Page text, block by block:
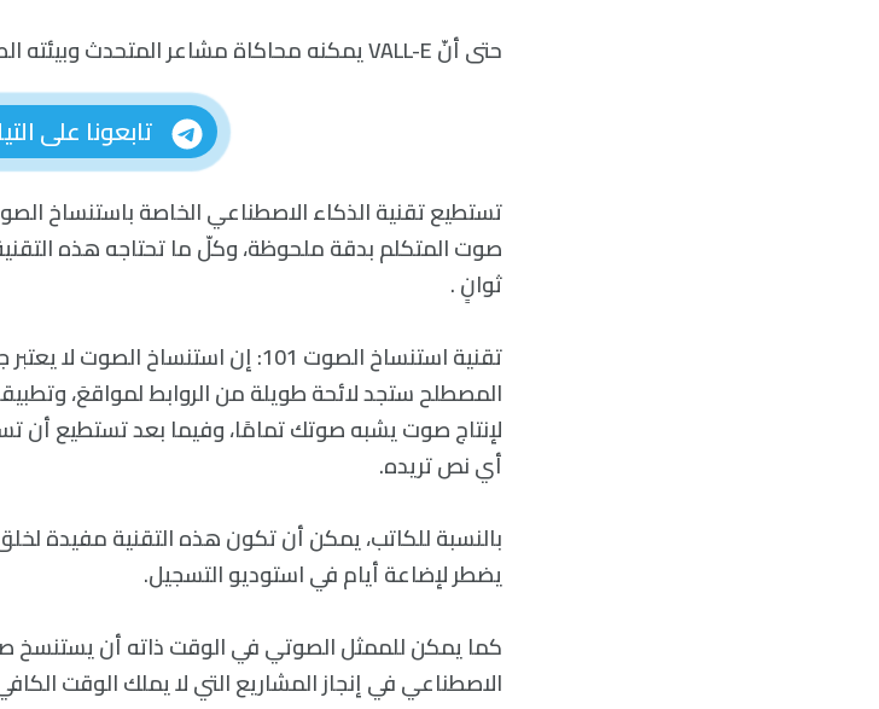
حتى أنّ VALL-E يمكنه محاكاة مشاعر المتحدث وبيئته الصوتية.
تابعونا على
تستطيع تقنية الذكاء الاصطناعي الخاصة باستنساخ
صوت المتكلم بدقة ملحوظة، وكلّ ما تحتاجه هذه
ثوانٍ .
تقنية استنساخ الصوت 101: إن
المصطلح ستجد لائحة طويلة من الروابط لمواقعَ،
لإنتاج صوت يشبه صوتك تمامًا، وفيما بعد تستطيع أن
أي نص تريده.
بالنسبة للكاتب، يمكن أن تكون هذه التقنية مفيدة
يضطر لإضاعة أيام في استوديو التسجيل.
كما يمكن للممثل الصوتي في الوقت ذاته أن يستنسخ
الاصطناعي في إنجاز المشاريع التي لا يملك الوقت